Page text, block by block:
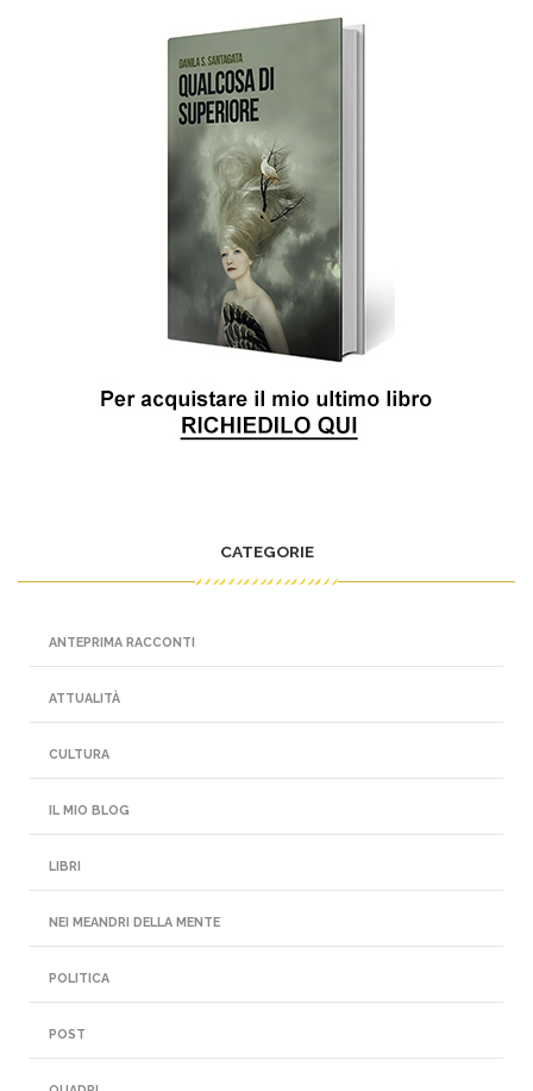
CATEGORIE
ANTEPRIMA RACCONTI
ATTUALITÀ
CULTURA
IL MIO BLOG
LIBRI
NEI MEANDRI DELLA MENTE
POLITICA
POST